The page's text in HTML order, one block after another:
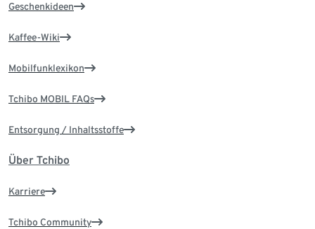
Geschenkideen
Kaffee-Wiki
Mobilfunklexikon
Tchibo MOBIL FAQs
Entsorgung / Inhaltsstoffe
Über Tchibo
Karriere
Tchibo Community